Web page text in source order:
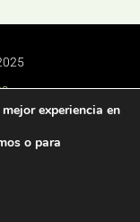
experiencia en
o para